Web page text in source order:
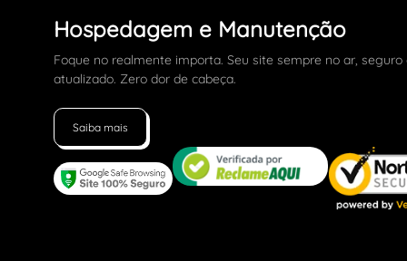
Hospedagem e Manutenção
Foque no realmente importa. Seu site sempre no ar, seguro
atualizado. Zero dor de cabeça.
Saiba mais